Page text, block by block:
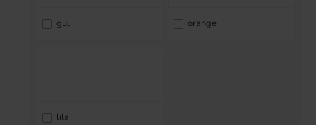
gul orange
lila